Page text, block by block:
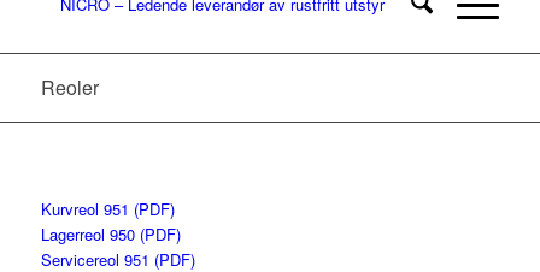
Reoler
Kurvreol 951 (PDF)
Lagerreol 950 (PDF)
Servicereol 951 (PDF)